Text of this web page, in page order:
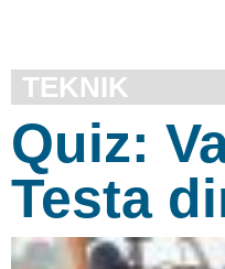
TEKNIK
Quiz:
Testa